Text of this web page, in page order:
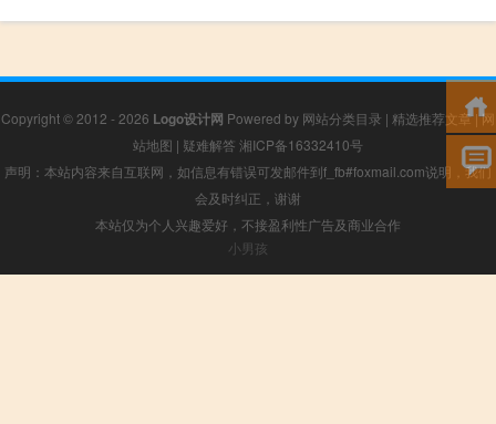
Copyright © 2012 - 2026 Logo设计网 Powered by 网站分类目录 | 精选推荐文章|网
站地图 | 疑难解答 湘ICP备16332410号
声明：本站内容来自互联网，如信息有错误可发邮件到f_fb#foxmail.com说明，我们
会及时纠正，谢谢
本站仅为个人兴趣爱好，不接盈利性广告及商业合作
小男孩